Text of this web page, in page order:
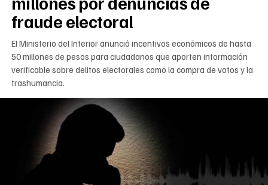
fraude electoral
El Ministerio del Interior anunció incentivos económicos de hasta
50 millones de pesos para ciudadanos que aporten información
verificable sobre delitos electorales como la compra de votos y la
trashumancia.